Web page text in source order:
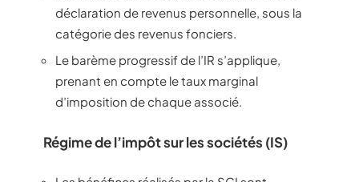
déclaration de revenus personnelle, sous la
catégorie des revenus fonciers.
Le barème progressif de l’IR s’applique,
prenant en compte le taux marginal
d’imposition de chaque associé.
Régime de l’impôt sur les sociétés (IS)